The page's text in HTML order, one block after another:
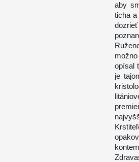
aby
ticha a
opísal
je